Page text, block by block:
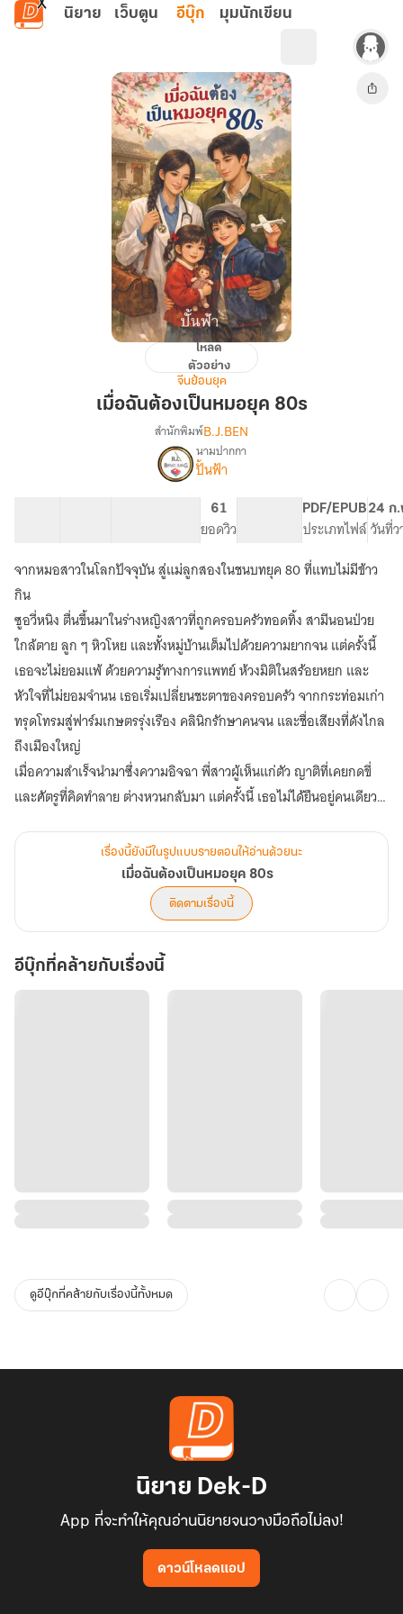
ข้ามไปยังเนื้อหาหลัก
นิยาย เว็บตูน อีบุ๊ก มุมนักเขียน
ต้อง
โหลด
ตัวอย่าง
จีนย้อนยุค
เมื่อฉันต้องเป็นหมอยุค 80s
เรื่อง
เมื่อ
ต้อง
เป็น
ยุค
80s
สำนักพิมพ์B.J.BEN
นามปากกา
ปั้นฟ้า
61
ยอดวิว
PDF/EPUB
ประเภทไฟล์
24 ก
วันที่ว
จากหมอสาวในโลกปัจจุบัน สู่แม่ลูกสองในชนบทยุค 80 ที่แทบไม่มีข้าว
กิน
ซูอวี่หนิง ตื่นขึ้นมาในร่างหญิงสาวที่ถูกครอบครัวทอดทิ้ง สามีนอนป่วย
ใกล้ตาย ลูก ๆ หิวโหย และทั้งหมู่บ้านเต็มไปด้วยความยากจน แต่ครั้งนี้
เธอจะไม่ยอมแพ้ ด้วยความรู้ทางการแพทย์ ห้วงมิติในสร้อยหยก และ
หัวใจที่ไม่ยอมจำนน เธอเริ่มเปลี่ยนชะตาของครอบครัว จากกระท่อมเก่า
ทรุดโทรมสู่ฟาร์มเกษตรรุ่งเรือง คลินิกรักษาคนจน และชื่อเสียงที่ดังไกล
ถึงเมืองใหญ่
เมื่อความสำเร็จนำมาซึ่งความอิจฉา พี่สาวผู้เห็นแก่ตัว ญาติที่เคยกดขี่
และศัตรูที่คิดทำลาย ต่างหวนกลับมา แต่ครั้งนี้ เธอไม่ได้ยืนอยู่คนเดียว
ครั้งที่พายุถาโถม
เรื่องราวของการต่อสู้ ความรัก และการลุกขึ้นเปลี่ยนชีวิตด้วยสองมือ
จากหญิงสาวที่ถูกดูถูกสู่หมอผู้พลิกชะตาทั้งหมู่บ้าน
เมื่อโชคชะตาให้โอกาสอีกครั้ง เธอจะไม่เพียงรักษาคนแต่จะรักษาทั้ง
เรื่องนี้ยังมีในรูปแบบรายตอนให้อ่านด้วยนะ
เมื่อฉันต้องเป็นหมอยุค 80s
ติดตามเรื่องนี้
อีบุ๊กที่คล้ายกับเรื่องนี้
ดูอีบุ๊กที่คล้ายกับเรื่องนี้ทั้งหมด
นิยาย Dek-D
App ที่จะทำให้คุณอ่านนิยายจนวางมือถือไม่ลง!
ดาวน์โหลดแอป